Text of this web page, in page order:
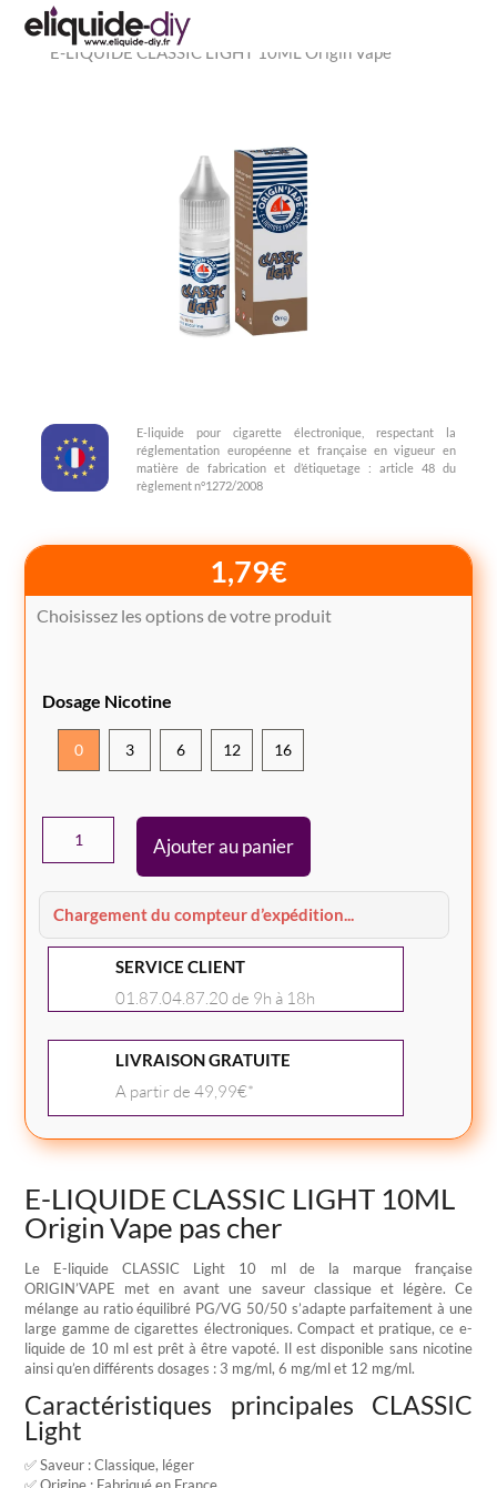
Accueil»Eliquide pas cher
E-LIQUIDE CLASSIC LIGHT 10ML Origin Vape
E-liquide pour cigarette électronique, respectant la
réglementation européenne et française en vigueur en
matière de fabrication et d’étiquetage : article 48 du
règlement n°1272/2008
E-LIQUIDE CLASSIC LIGHT 10ML
Origin Vape pas cher
Le E-liquide CLASSIC Light 10 ml de la marque française
ORIGIN’VAPE met en avant une saveur classique et légère. Ce
mélange au ratio équilibré PG/VG 50/50 s’adapte parfaitement à une
large gamme de cigarettes électroniques. Compact et pratique, ce e-
liquide de 10 ml est prêt à être vapoté. Il est disponible sans nicotine
ainsi qu’en différents dosages : 3 mg/ml, 6 mg/ml et 12 mg/ml.
Caractéristiques principales CLASSIC
Light
✅ Saveur : Classique, léger
1,79€
Choisissez les options de votre produit
Dosage Nicotine
0 3 6 12 16
quantité
de
LIQUIDE
CLASSIC
Ajouter au panier
Chargement du compteur d’expédition...
SERVICE CLIENT
01.87.04.87.20 de 9h à 18h
LIVRAISON GRATUITE
A partir de 49,99€*